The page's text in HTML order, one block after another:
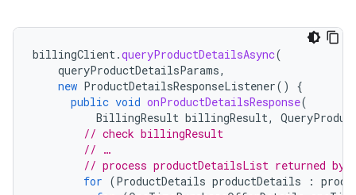
billingClient.queryProductDetailsAsync(
queryProductDetailsParams,
new ProductDetailsResponseListener()
{
public void onProductDetailsResponse(
BillingResult billingResult,
// check billingResult
// …
// process productDetailsList returned by
for (ProductDetails productDetails :